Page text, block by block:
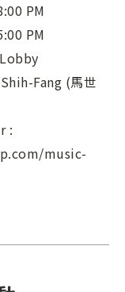
PM
PM
Fang (馬世
:
music-